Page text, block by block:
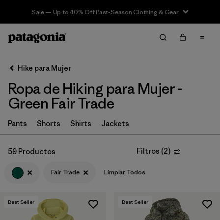
Sale — Up to 40% Off Past-Season Clothing & Gear
Filter & Sort Limpiar Todos
Ordenar Por
Filtrar por
Category
Filtrar por
Price
Filtrar por
Features & Processes
Hike para Mujer
Ropa de Hiking para Mujer -
Green Fair Trade
Pants Shorts Shirts Jackets
59 Productos Filtros (2)
Fair Trade Limpiar Todos
Best Seller Best Seller